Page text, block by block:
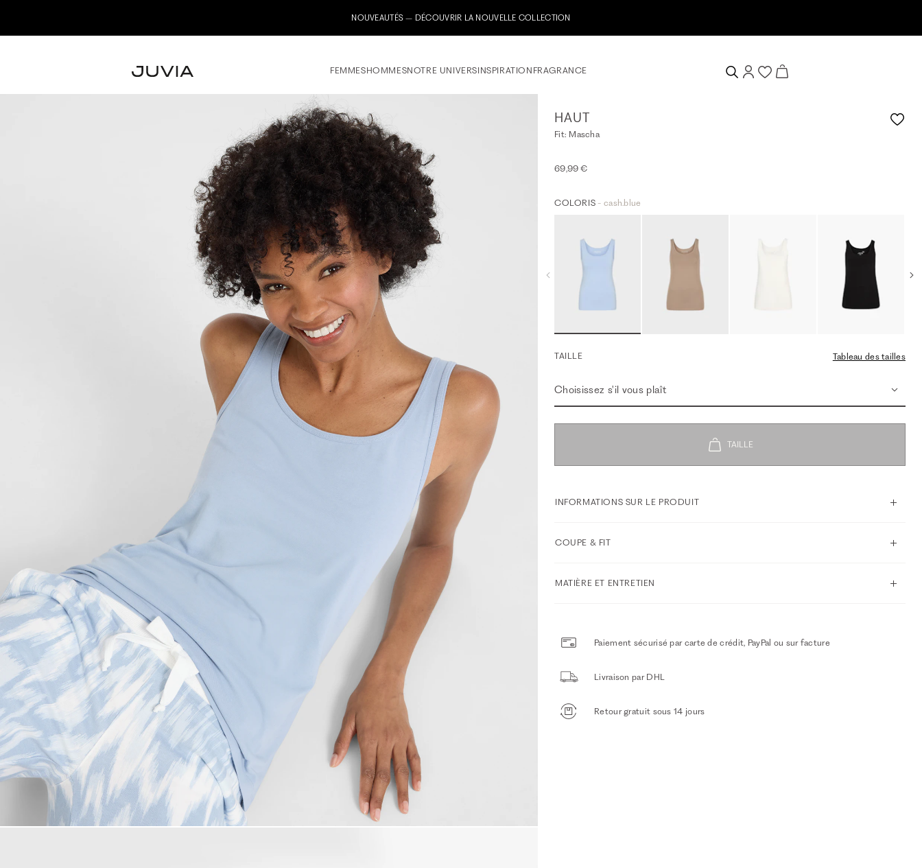
NOUVEAUTÉS – DÉCOUVRIR LA NOUVELLE COLLECTION
FEMMESHOMMESNOTRE UNIVERSINSPIRATION FRAGRANCE
HAUT
Fit: Mascha
69,99 €
COLORIS - cash.blue
TAILLE Tableau des tailles
Choisissez s'il vous plaît
INFORMATIONS SUR LE PRODUIT
COUPE & FIT
MATIÈRE ET ENTRETIEN
Paiement sécurisé par carte de crédit, PayPal ou sur facture
Livraison par DHL
Retour gratuit sous 14 jours